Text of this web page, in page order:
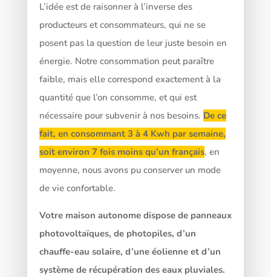
L’idée est de raisonner à l’inverse des
producteurs et consommateurs, qui ne se
posent pas la question de leur juste besoin en
énergie. Notre consommation peut paraître
faible, mais elle correspond exactement à la
quantité que l’on consomme, et qui est
nécessaire pour subvenir à nos besoins. De ce
fait, en consommant 3 à 4 Kwh par semaine,
soit environ 7 fois moins qu’un français, en
moyenne, nous avons pu conserver un mode
de vie confortable.
Votre maison autonome dispose de panneaux
photovoltaïques, de photopiles, d’un
chauffe-eau solaire, d’une éolienne et d’un
système de récupération des eaux pluviales.